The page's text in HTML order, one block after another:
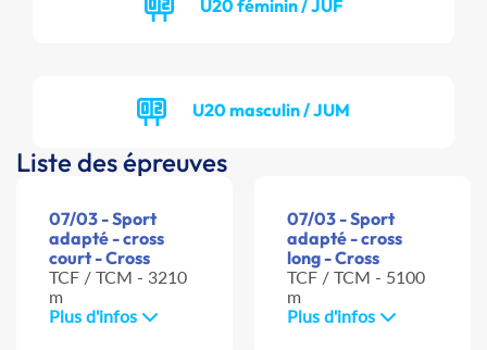
U20 féminin / JUF
U20 masculin / JUM
Liste des épreuves
07/03 - Sport
adapté - cross
court - Cross
TCF / TCM - 3210
m
Plus d'infos
07/03 - Sport
adapté - cross
long - Cross
TCF / TCM - 5100
m
Plus d'infos